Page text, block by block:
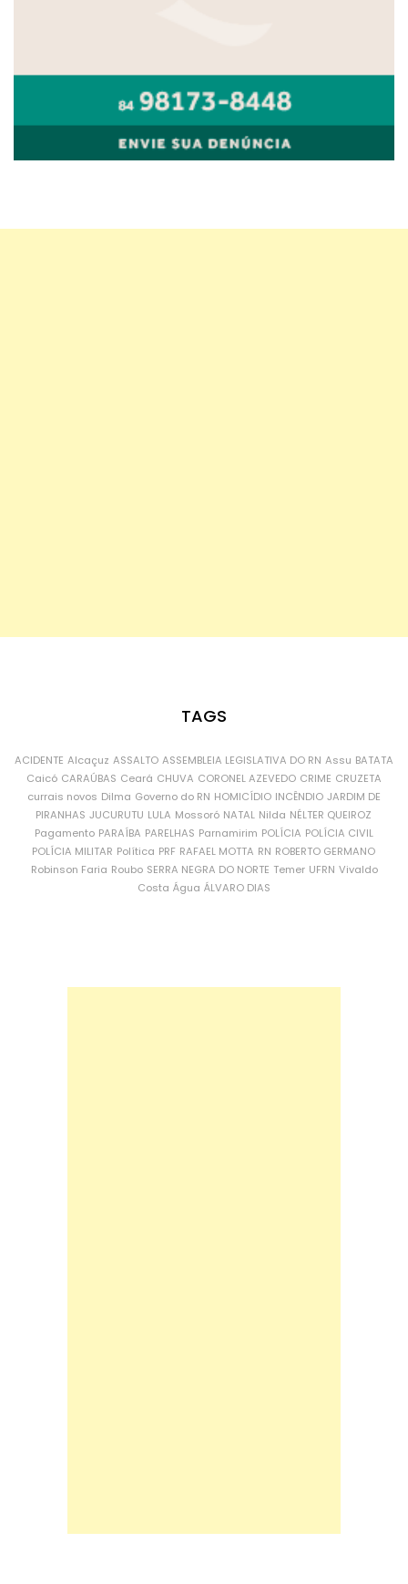
TAGS
ACIDENTE Alcaçuz ASSALTO ASSEMBLEIA LEGISLATIVA DO RN Assu BATATA
Caicó CARAÚBAS Ceará CHUVA CORONEL AZEVEDO CRIME CRUZETA
currais novos Dilma Governo do RN HOMICÍDIO INCÊNDIO JARDIM DE
PIRANHAS JUCURUTU LULA Mossoró NATAL Nilda NÉLTER QUEIROZ
Pagamento PARAÍBA PARELHAS Parnamirim POLÍCIA POLÍCIA CIVIL
POLÍCIA MILITAR Política PRF RAFAEL MOTTA RN ROBERTO GERMANO
Robinson Faria Roubo SERRA NEGRA DO NORTE Temer UFRN Vivaldo
Costa Água ÁLVARO DIAS